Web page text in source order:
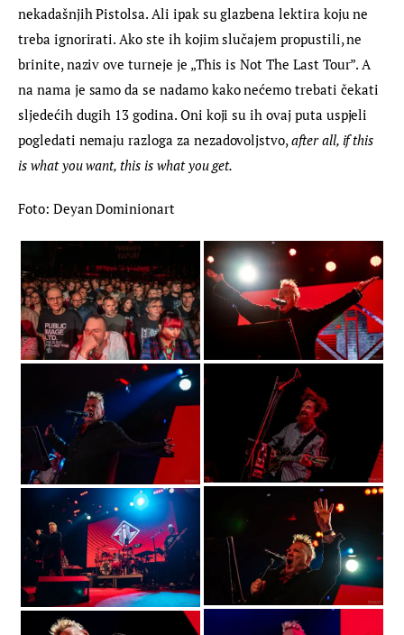
nekadašnjih Pistolsa. Ali ipak su glazbena lektira koju ne
treba ignorirati. Ako ste ih kojim slučajem propustili, ne
brinite, naziv ove turneje je „This is Not The Last Tour”. A
na nama je samo da se nadamo kako nećemo trebati čekati
sljedećih dugih 13 godina. Oni koji su ih ovaj puta uspjeli
pogledati nemaju razloga za nezadovoljstvo, after all, if this
is what you want, this is what you get.
Foto: Deyan Dominionart